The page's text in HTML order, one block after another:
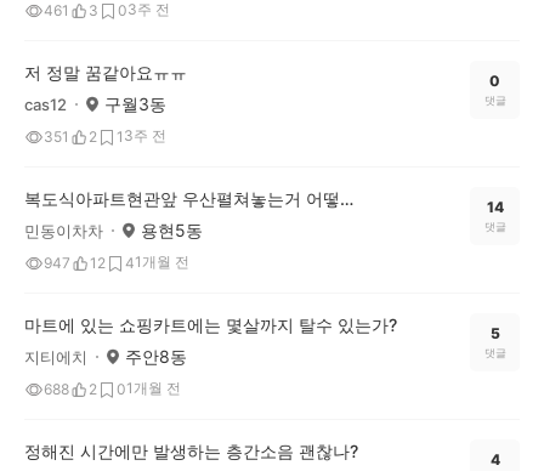
461 3 03주 전
저 정말 꿈같아요ㅠㅠ
cas12 구월3동
351 2 1 3주 전
0
댓글
복도식아파트현관앞 우산펼쳐놓는거 어떻게 생각하나요?
민동이차차 용현5동
947 12 41개월 전
14
댓글
마트에 있는 쇼핑카트에는 몇살까지 탈수 있는가?
지티에치 주안8동
688 2 01개월 전
5
댓글
정해진 시간에만 발생하는 층간소음 괜찮나? 4